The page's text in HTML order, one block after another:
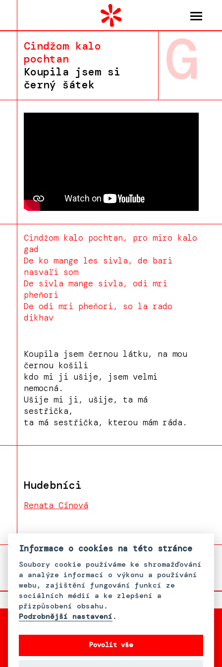
Cindžom kalo
pochtan
Koupila jsem si
černý šátek
G
Cindžom kalo pochtan, pro miro kalo
gad
De ko mange les sivla, de bari
nasvaľi som
De sivla mange sivla, odi mri
pheňori
De odi mri pheňori, so la rado
dikhav
Koupila jsem černou látku, na mou
černou košili
kdo mi ji ušije, jsem velmi
nemocná.
Ušije mi ji, ušije, ta má
sestřička,
ta má sestřička, kterou mám ráda.
Hudebníci
Renata Cínová
halgát
zpěv
Informace o cookies na této stránce
Soubory cookie používáme ke shromažďování
a analýze informací o výkonu a používání
webu, zajištění fungování funkcí ze
sociálních médií a ke zlepšení a
přizpůsobení obsahu.
Podrobnější nastavení .
Povolit vše